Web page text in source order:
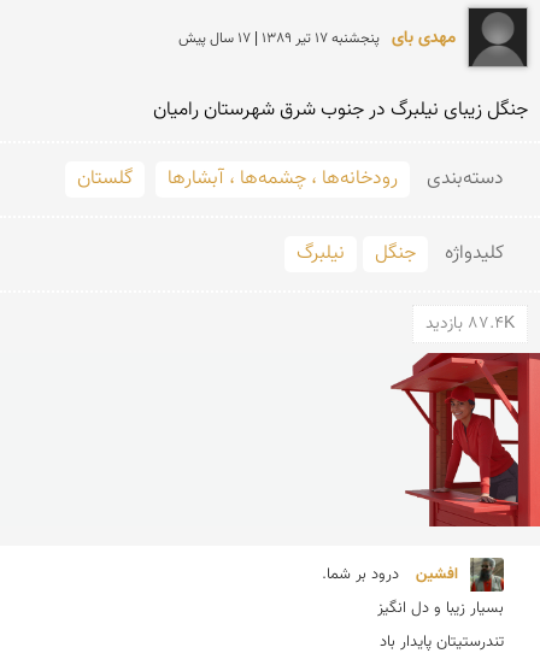
مهدی بای پنجشنبه 17 تير 1389 | 17 سال پیش
جنگل زیبای نیلبرگ در جنوب شرق شهرستان رامیان
دسته‌بندی رودخانه‌ها ، چشمه‌ها ، آبشارها گلستان
کلید‌واژه جنگل نیلبرگ
87.4K بازدید
افشین